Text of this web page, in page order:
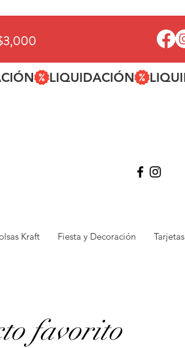
Kraft Fiesta y Decoración Tarjetas
favorito